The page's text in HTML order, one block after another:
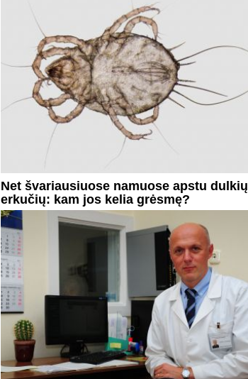
Net švariausiuose namuose apstu dulkių
erkučių: kam jos kelia grėsmę?